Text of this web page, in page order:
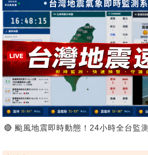
🔴 颱風地震即時動態！24小時全台監測